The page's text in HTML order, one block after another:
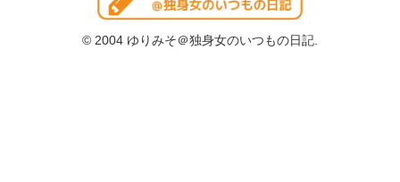
© 2004 ゆりみそ＠独身女のいつもの日記.